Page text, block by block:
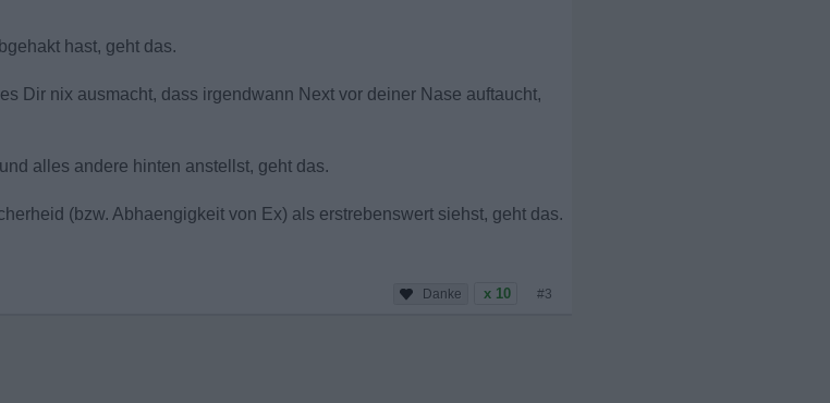
hast, geht das.
Dir nix ausmacht, dass irgendwann Next vor deiner Nase auftaucht,
alles andere hinten anstellst, geht das.
(bzw. Abhaengigkeit von Ex) als erstrebenswert siehst, geht das.
x 10 #3